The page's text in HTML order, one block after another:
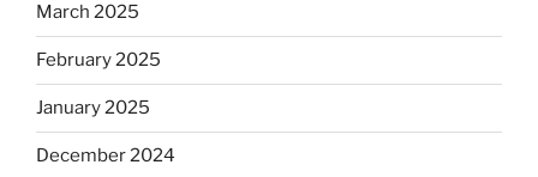
March 2025
February 2025
January 2025
December 2024